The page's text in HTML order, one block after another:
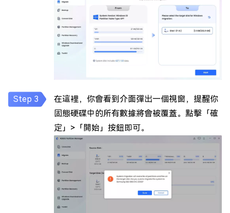
在這裡，你會看到介面彈出一個視窗，提醒你
固態硬碟中的所有數據將會被覆蓋。點擊「確
定」>「開始」按鈕即可。